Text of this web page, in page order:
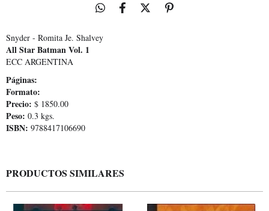
Snyder - Romita Je. Shalvey
All Star Batman Vol. 1
ECC ARGENTINA
Páginas:
Formato:
Precio: $ 1850.00
Peso: 0.3 kgs.
ISBN: 9788417106690
PRODUCTOS SIMILARES